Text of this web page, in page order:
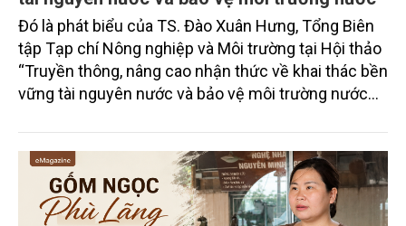
Đó là phát biểu của TS. Đào Xuân Hưng, Tổng Biên
tập Tạp chí Nông nghiệp và Môi trường tại Hội thảo
“Truyền thông, nâng cao nhận thức về khai thác bền
vững tài nguyên nước và bảo vệ môi trường nước
trường phối hợp với Sở Nông nghiệp và Môi trường
tỉnh Lai Châu tổ chức ngày 10/7/2026. Hội thảo thu
hút sự tham gia của hơn 100 đại biểu là lãnh đạo
các đơn vị thuộc Bộ Nông nghiệp và Môi trường,